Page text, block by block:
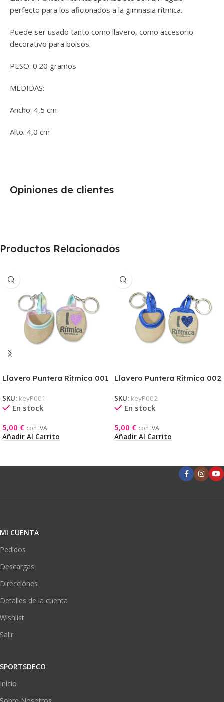
perfecto para los aficionados a la gimnasia rítmica.
Puede ser usado tanto como llavero, como accesorio
decorativo para bolsos.
PESO: 0.20 gramos
MEDIDAS:
Ancho: 4,5 cm
Alto: 4,0 cm
Opiniones de clientes
Productos Relacionados
Llavero Puntera Rítmica 001
SKU: keyP001
En stock
5,00 € con IVA
Añadir Al Carrito
Llavero Puntera Rítmica 002
SKU: keyP002
En stock
5,00 € con IVA
Añadir Al Carrito
MI CUENTA
Pedidos
Descargas
Direcciónes
Detalles de la cuenta
Wishlist
Salir
SPORTSDECO
Inicio